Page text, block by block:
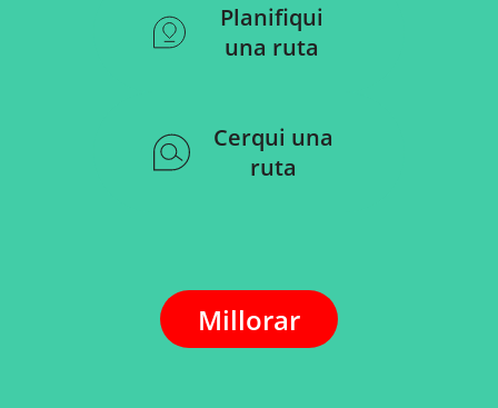
Planifiqui
una ruta
Cerqui una
ruta
Millorar